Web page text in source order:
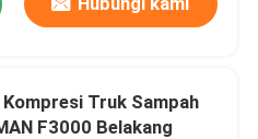
Truk Sampah
F3000 Belakang